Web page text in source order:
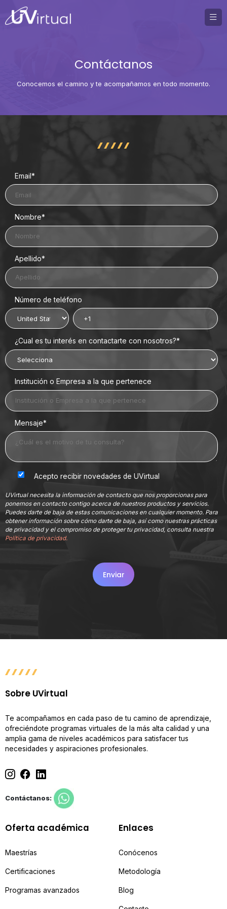
Contáctanos
Conocemos el camino y te acompañamos en todo momento.
Email*
Nombre*
Apellido*
Número de teléfono
¿Cual es tu interés en contactarte con nosotros?*
Institución o Empresa a la que pertenece
Mensaje*
Acepto recibir novedades de UVirtual
UVirtual necesita la información de contacto que nos proporcionas para
ponernos en contacto contigo acerca de nuestros productos y servicios.
Puedes darte de baja de estas comunicaciones en cualquier momento. Para
obtener información sobre cómo darte de baja, así como nuestras prácticas
de privacidad y el compromiso de proteger tu privacidad, consulta nuestra
Política de privacidad.
Sobre UVirtual
Te acompañamos en cada paso de tu camino de aprendizaje,
ofreciéndote programas virtuales de la más alta calidad y una
amplia gama de niveles académicos para satisfacer tus
necesidades y aspiraciones profesionales.
Contáctanos:
Oferta académica
Maestrías
Certificaciones
Programas avanzados
Enlaces
Conócenos
Metodología
Blog